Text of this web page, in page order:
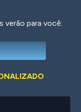
verão para você: